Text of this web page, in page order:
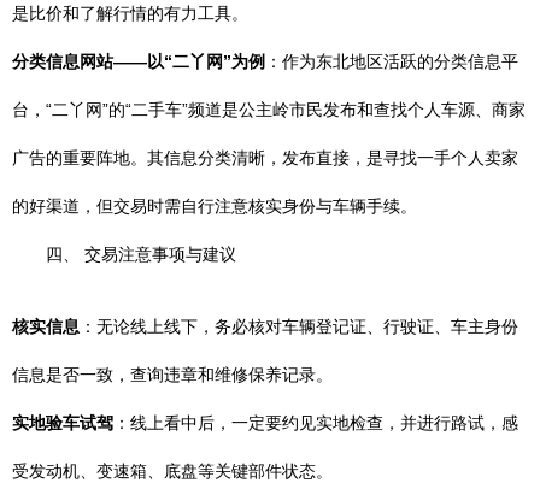
是比价和了解行情的有力工具。
分类信息网站——以“二丫网”为例 ：作为东北地区活跃的分类信息平
台，“二丫网”的“二手车”频道是公主岭市民发布和查找个人车源、商家
广告的重要阵地。其信息分类清晰，发布直接，是寻找一手个人卖家
的好渠道，但交易时需自行注意核实身份与车辆手续。
四、 交易注意事项与建议
核实信息 ：无论线上线下，务必核对车辆登记证、行驶证、车主身份
信息是否一致，查询违章和维修保养记录。
实地验车试驾 ：线上看中后，一定要约见实地检查，并进行路试，感
受发动机、变速箱、底盘等关键部件状态。